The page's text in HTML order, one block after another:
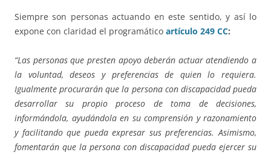
Siempre son personas actuando en este sentido, y así lo
expone con claridad el programático artículo 249 CC:
“Las personas que presten apoyo deberán actuar atendiendo a
la voluntad, deseos y preferencias de quien lo requiera.
Igualmente procurarán que la persona con discapacidad pueda
desarrollar su propio proceso de toma de decisiones,
informándola, ayudándola en su comprensión y razonamiento
y facilitando que pueda expresar sus preferencias. Asimismo,
fomentarán que la persona con discapacidad pueda ejercer su